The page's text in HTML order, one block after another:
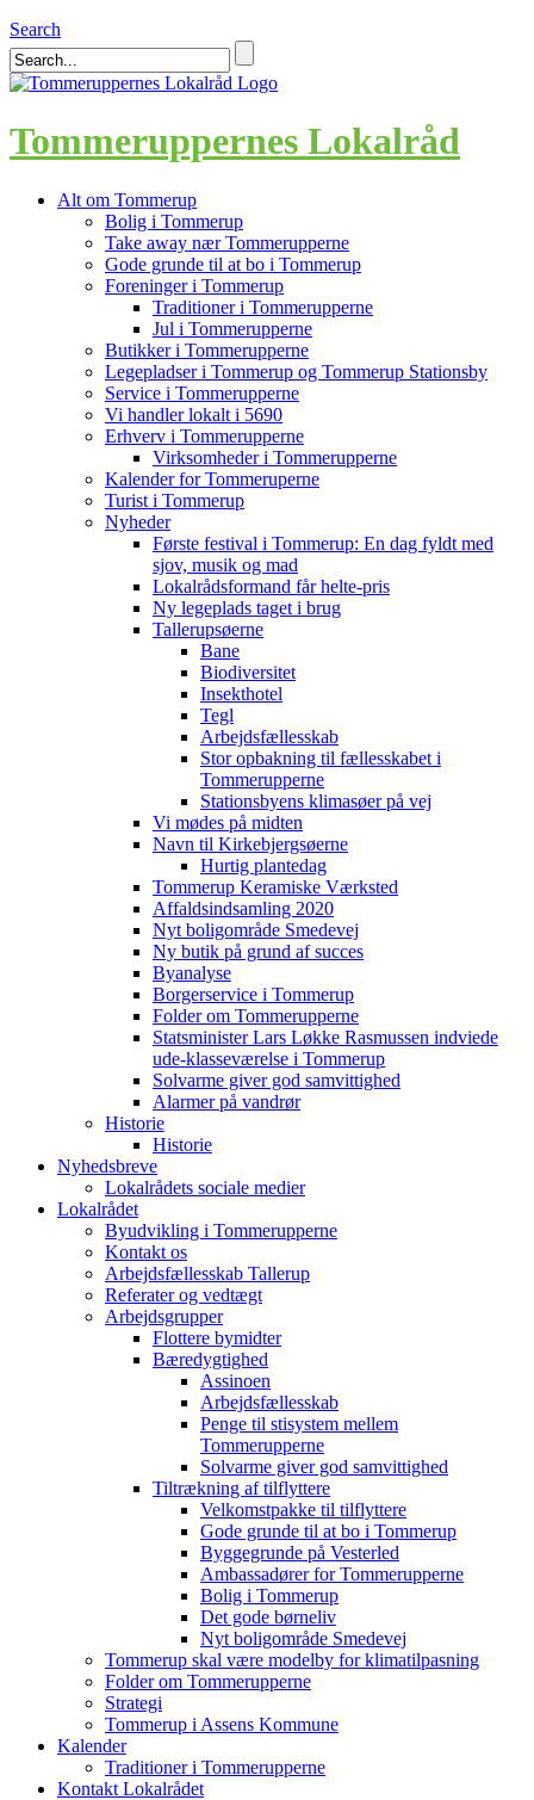
Search
Tommeruppernes Lokalråd
Alt om Tommerup
Bolig i Tommerup
Take away nær Tommerupperne
Gode grunde til at bo i Tommerup
Foreninger i Tommerup
Traditioner i Tommerupperne
Jul i Tommerupperne
Butikker i Tommerupperne
Legepladser i Tommerup og Tommerup Stationsby
Service i Tommerupperne
Vi handler lokalt i 5690
Erhverv i Tommerupperne
Virksomheder i Tommerupperne
Kalender for Tommeruperne
Turist i Tommerup
Nyheder
Første festival i Tommerup: En dag fyldt med
sjov, musik og mad
Lokalrådsformand får helte-pris
Ny legeplads taget i brug
Tallerupsøerne
Bane
Biodiversitet
Insekthotel
Tegl
Arbejdsfællesskab
Stor opbakning til fællesskabet i
Tommerupperne
Stationsbyens klimasøer på vej
Vi mødes på midten
Navn til Kirkebjergsøerne
Hurtig plantedag
Tommerup Keramiske Værksted
Affaldsindsamling 2020
Nyt boligområde Smedevej
Ny butik på grund af succes
Byanalyse
Borgerservice i Tommerup
Folder om Tommerupperne
Statsminister Lars Løkke Rasmussen indviede
ude-klasseværelse i Tommerup
Solvarme giver god samvittighed
Alarmer på vandrør
Historie
Historie
Nyhedsbreve
Lokalrådets sociale medier
Lokalrådet
Byudvikling i Tommerupperne
Kontakt os
Arbejdsfællesskab Tallerup
Referater og vedtægt
Arbejdsgrupper
Flottere bymidter
Bæredygtighed
Assinoen
Arbejdsfællesskab
Penge til stisystem mellem
Tommerupperne
Solvarme giver god samvittighed
Tiltrækning af tilflyttere
Velkomstpakke til tilflyttere
Gode grunde til at bo i Tommerup
Byggegrunde på Vesterled
Ambassadører for Tommerupperne
Bolig i Tommerup
Det gode børneliv
Nyt boligområde Smedevej
Tommerup skal være modelby for klimatilpasning
Folder om Tommerupperne
Strategi
Tommerup i Assens Kommune
Kalender
Traditioner i Tommerupperne
Kontakt Lokalrådet